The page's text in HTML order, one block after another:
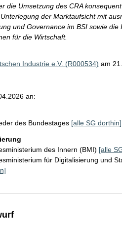
die Umsetzung des CRA
der Marktaufsicht mit
und Governance im BSI sowie die
für die Wirtschaft.
Industrie e.V. (R000534) am
an:
des Bundestages [alle SG dorthin]
des Innern (BMI) [alle
für Digitalisierung und